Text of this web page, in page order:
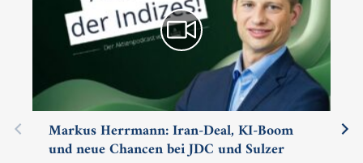
Markus Herrmann: Iran-Deal, KI-Boom
und neue Chancen bei JDC und Sulzer